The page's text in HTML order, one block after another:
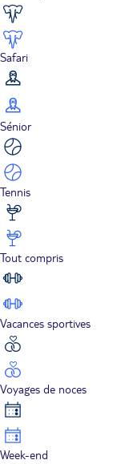
Safari
Sénior
Tennis
Tout compris
Vacances sportives
Voyages de noces
Week-end